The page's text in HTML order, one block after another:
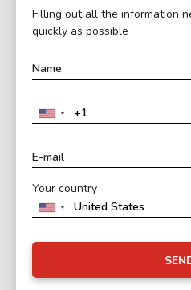
Filling out all the information
quickly as possible
Your country